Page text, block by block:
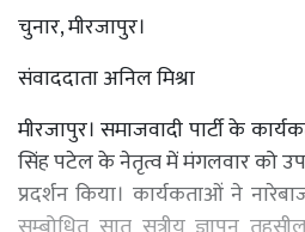
चुनार, मीरजापुर।
संवाददाता अनिल मिश्रा
मीरजापुर। समाजवादी पार्टी के
सिंह पटेल के नेतृत्व में मंगलवार को
प्रदर्शन किया। कार्यकताओं ने